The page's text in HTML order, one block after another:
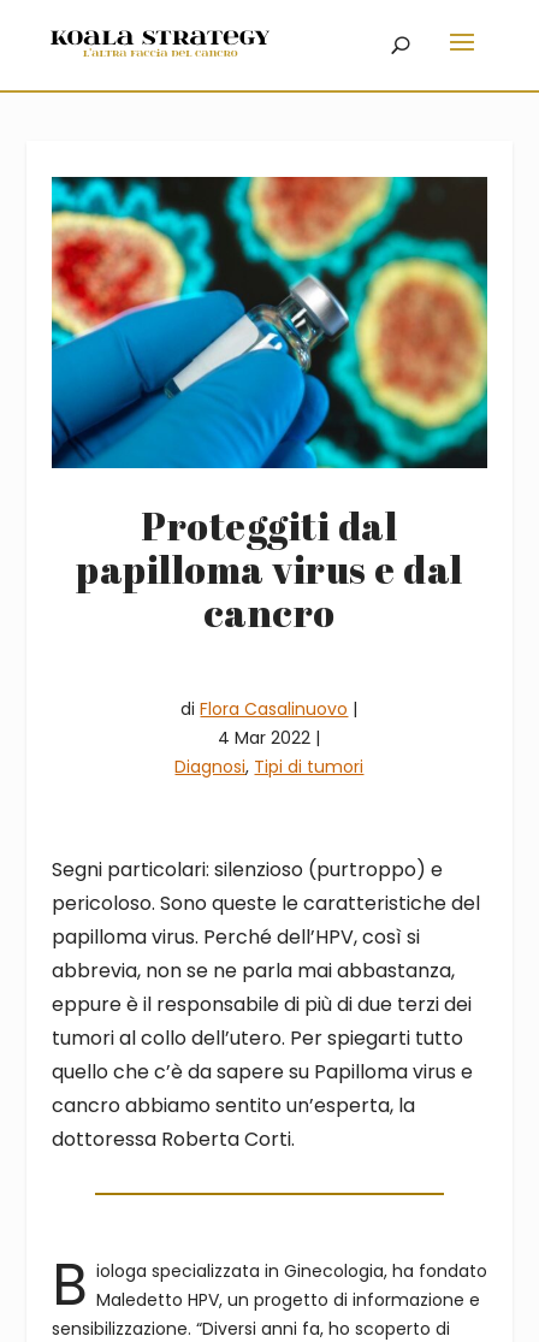
Proteggiti dal
papilloma virus e dal
cancro
diFlora Casalinuovo |
4 Mar 2022 |
Diagnosi, Tipi di tumori
Segni particolari: silenzioso (purtroppo) e
pericoloso. Sono queste le caratteristiche del
papilloma virus. Perché dell’HPV, così si
abbrevia, non se ne parla mai abbastanza,
eppure è il responsabile di più di due terzi dei
tumori al collo dell’utero. Per spiegarti tutto
quello che c’è da sapere su Papilloma virus e
cancro abbiamo sentito un’esperta, la
dottoressa Roberta Corti.
B iologa specializzata in Ginecologia, ha fondato
Maledetto HPV, un progetto di informazione e
sensibilizzazione. “Diversi anni fa, ho scoperto di